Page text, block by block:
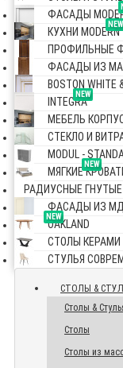
ФАСАДЫ
NEW
КУХНИ MODERN
ПРОФИЛЬНЫЕ
ФАСАДЫ ИЗ
BOSTON WHITE
NEW
INTEGRA
МЕБЕЛЬ
СТЕКЛО И
MODUL -
NEW
МЯГКИЕ
РАДИУСНЫЕ
ФАСАДЫ ИЗ
NEW
OAKLAND
СТОЛЫ КЕРАМИ
СТУЛЬЯ
СТОЛЫ &
Столы &
Столы
Столы из